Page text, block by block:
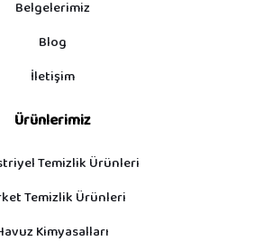
Belgelerimiz
Blog
İletişim
Ürünlerimiz
Temizlik Ürünleri
Temizlik Ürünleri
Kimyasalları